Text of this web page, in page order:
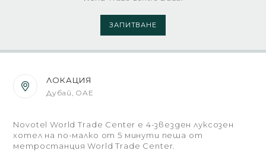
ЗАПИТВАНЕ
ЛОКАЦИЯ
Дубай, ОАЕ
Novotel World Trade Center е 4-звезден луксозен
хотел на по-малко от 5 минути пеша от
метростанция World Trade Center.